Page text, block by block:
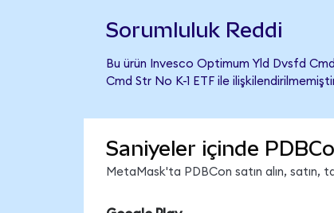
Sorumluluk Reddi
Bu ürün Invesco Optimum Yld Dvsfd
Cmd Str No K-1 ETF ile
Saniyeler içinde
MetaMask'ta PDBCon satın alın, satın,